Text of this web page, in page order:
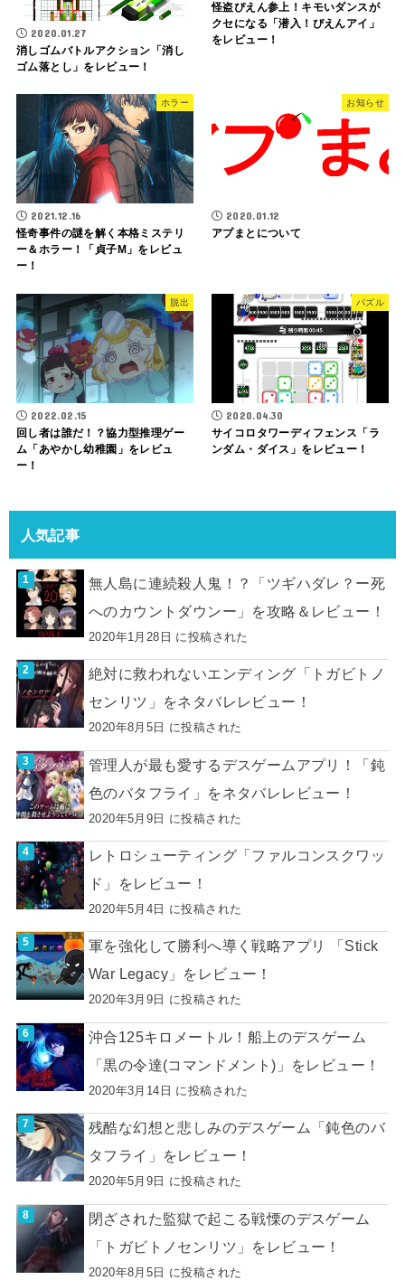
2020.01.27
消しゴムバトルアクション「消し
ゴム落とし」をレビュー！
怪盗ぴえん参上！キモいダンスが
クセになる「潜入！ぴえんアイ」
をレビュー！
ホラー
2021.12.16
怪奇事件の謎を解く本格ミステリ
ー＆ホラー！「貞子M」をレビュ
ー！
お知らせ
2020.01.12
アプまとについて
脱出
2022.02.15
回し者は誰だ！？協力型推理ゲー
ム「あやかし幼稚園」をレビュ
ー！
パズル
2020.04.30
サイコロタワーディフェンス「ラ
ンダム・ダイス」をレビュー！
人気記事
無人島に連続殺人鬼！？「ツギハダレ？ー死
へのカウントダウンー」を攻略＆レビュー！
2020年1月28日 に投稿された
絶対に救われないエンディング「トガビトノ
センリツ」をネタバレレビュー！
2020年8月5日 に投稿された
管理人が最も愛するデスゲームアプリ！「鈍
色のバタフライ」をネタバレレビュー！
2020年5月9日 に投稿された
レトロシューティング「ファルコンスクワッ
ド」をレビュー！
2020年5月4日 に投稿された
軍を強化して勝利へ導く戦略アプリ 「Stick
War Legacy」をレビュー！
2020年3月9日 に投稿された
沖合125キロメートル！船上のデスゲーム
「黒の令達(コマンドメント)」をレビュー！
2020年3月14日 に投稿された
残酷な幻想と悲しみのデスゲーム「鈍色のバ
タフライ」をレビュー！
2020年5月9日 に投稿された
閉ざされた監獄で起こる戦慄のデスゲーム
「トガビトノセンリツ」をレビュー！
2020年8月5日 に投稿された